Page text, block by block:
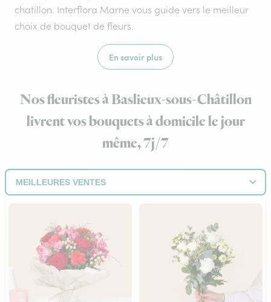
chatillon. Interflora Marne vous guide vers le meilleur
choix de bouquet de fleurs.
En savoir plus
Nos fleuristes à Baslieux-sous-Châtillon
livrent vos bouquets à domicile le jour
même, 7j/7